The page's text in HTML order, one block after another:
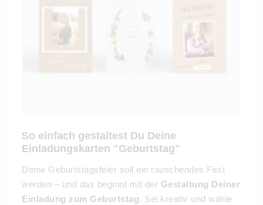
So einfach gestaltest Du Deine
Einladungskarten "Geburtstag"
Deine Geburtstagsfeier soll ein rauschendes Fest
werden – und das beginnt mit der Gestaltung Deiner
Einladung zum Geburtstag. Sei kreativ und wähle